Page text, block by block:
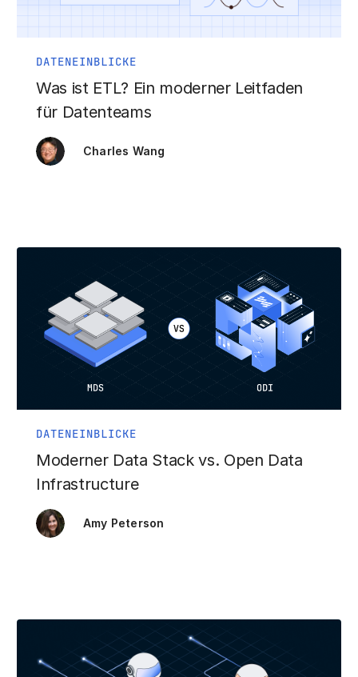
DATENEINBLICKE
Was ist ETL? Ein moderner Leitfaden
für Datenteams
Charles Wang
DATENEINBLICKE
Moderner Data Stack vs. Open Data
Infrastructure
Amy Peterson